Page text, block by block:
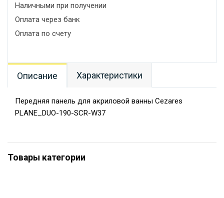
Наличными при получении
Оплата через банк
Оплата по счету
Описание Характеристики
Передняя панель для акриловой ванны Cezares
PLANE_DUO-190-SCR-W37
Товары категории